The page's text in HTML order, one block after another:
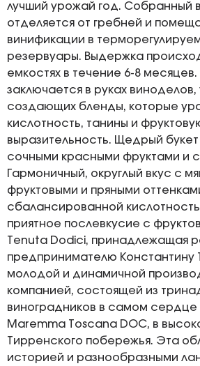
лучший урожай год. Собранный
отделяется от гребней и
винификации в
резервуары. Выдержка
емкостях в течение 6-8
заключается в руках виноделов,
создающих бленды, которые
кислотность, танины и
выразительность. Щедрый
сочными красными фруктами и
Гармоничный, округлый вкус с
фруктовыми и пряными
сбалансированной
приятное послевкусие с
Tenuta Dodici, принадлежащая
предпринимателю Константину
молодой и динамичной
компанией, состоящей из
виноградников в самом
Maremma Toscana DOC, в
Тирренского побережья. Эта
историей и разнообразными